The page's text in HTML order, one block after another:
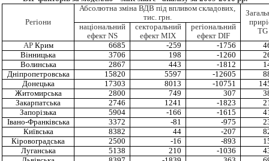
Регіони
Абсолютна зміна ВДВ під впливом складових,
тис. грн.
TG
національний
ефект NS
секторальний
ефект MIX
регіональний
ефект DIF
АР Крим 6685 -259 -1756
Вінницька
3706 198 -1260
Волинська
2867 443 -1812
Дніпропетровська
15820 5597 -12605
Донецька
17303 8013 -10751
Житомирська
2800 749 307
Закарпатська
2746 1241 -1823
Запорізька
5904 -166 -1615
Івано-Франківська
3372 -81 -975
Київська
8382 44 -207
Кіровоградська
2500 -16 -893
Луганська
5138 210 -1036